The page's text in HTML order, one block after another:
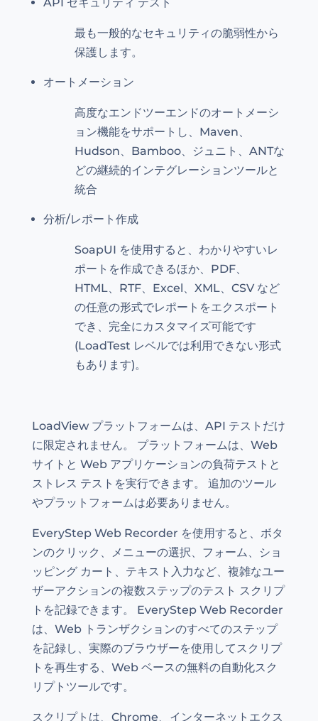
最も一般的なセキュリティの脆弱性から
保護します。
オートメーション
高度なエンドツーエンドのオートメーシ
ョン機能をサポートし、Maven、
Hudson、Bamboo、ジュニト、ANTな
どの継続的インテグレーションツールと
統合
分析/レポート作成
SoapUI を使用すると、わかりやすいレ
ポートを作成できるほか、PDF、
HTML、RTF、Excel、XML、CSV など
の任意の形式でレポートをエクスポート
でき、完全にカスタマイズ可能です
(LoadTest レベルでは利用できない形式
もあります)。
LoadView プラットフォームは、API テストだけ
に限定されません。 プラットフォームは、Web
サイトと Web アプリケーションの負荷テストと
ストレス テストを実行できます。 追加のツール
やプラットフォームは必要ありません。
EveryStep Web Recorder を使用すると、ボタ
ンのクリック、メニューの選択、フォーム、ショ
ッピング カート、テキスト入力など、複雑なユー
ザーアクションの複数ステップのテスト スクリプ
トを記録できます。 EveryStep Web Recorder
は、Web トランザクションのすべてのステップ
を記録し、実際のブラウザーを使用してスクリプ
トを再生する、Web ベースの無料の自動化スク
リプトツールです。
スクリプトは、Chrome、インターネットエクス